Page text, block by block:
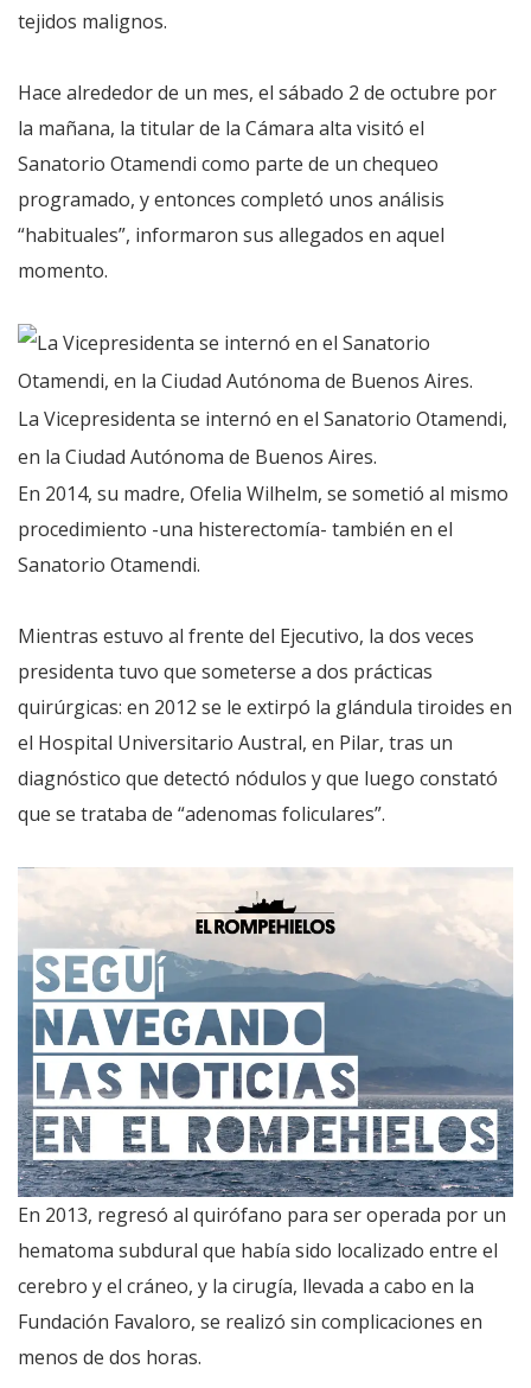
tejidos malignos.
Hace alrededor de un mes, el sábado 2 de octubre por
la mañana, la titular de la Cámara alta visitó el
Sanatorio Otamendi como parte de un chequeo
programado, y entonces completó unos análisis
“habituales”, informaron sus allegados en aquel
momento.
La Vicepresidenta se internó en el Sanatorio Otamendi,
en la Ciudad Autónoma de Buenos Aires.
En 2014, su madre, Ofelia Wilhelm, se sometió al mismo
procedimiento -una histerectomía- también en el
Sanatorio Otamendi.
Mientras estuvo al frente del Ejecutivo, la dos veces
presidenta tuvo que someterse a dos prácticas
quirúrgicas: en 2012 se le extirpó la glándula tiroides en
el Hospital Universitario Austral, en Pilar, tras un
diagnóstico que detectó nódulos y que luego constató
que se trataba de “adenomas foliculares”.
En 2013, regresó al quirófano para ser operada por un
hematoma subdural que había sido localizado entre el
cerebro y el cráneo, y la cirugía, llevada a cabo en la
Fundación Favaloro, se realizó sin complicaciones en
menos de dos horas.